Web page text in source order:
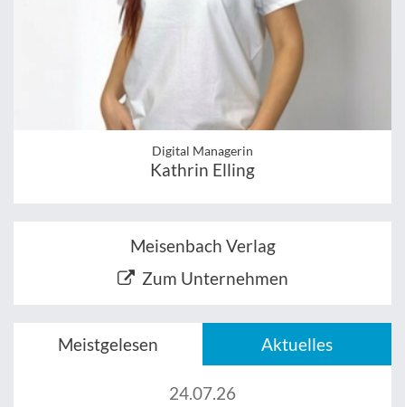
Digital Managerin
Kathrin Elling
Meisenbach Verlag
Zum Unternehmen
Meistgelesen Aktuelles
24.07.26